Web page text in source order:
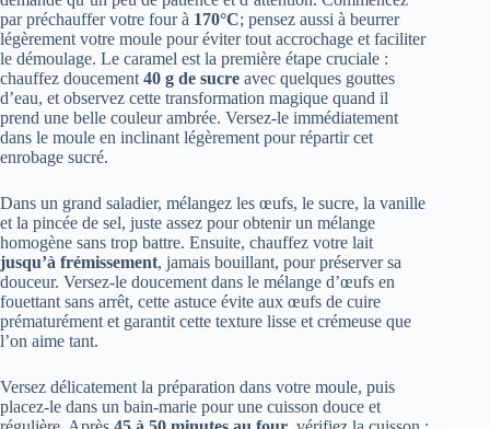
par préchauffer votre four à 170°C; pensez aussi à beurrer
légèrement votre moule pour éviter tout accrochage et faciliter
le démoulage. Le caramel est la première étape cruciale :
chauffez doucement40 g de sucre avec quelques gouttes
d’eau, et observez cette transformation magique quand il
prend une belle couleur ambrée. Versez-le immédiatement
dans le moule en inclinant légèrement pour répartir cet
enrobage sucré.
Dans un grand saladier, mélangez les œufs, le sucre, la vanille
et la pincée de sel, juste assez pour obtenir un mélange
homogène sans trop battre. Ensuite, chauffez votre lait
jusqu’à frémissement, jamais bouillant, pour préserver sa
douceur. Versez-le doucement dans le mélange d’œufs en
fouettant sans arrêt, cette astuce évite aux œufs de cuire
prématurément et garantit cette texture lisse et crémeuse que
l’on aime tant.
Versez délicatement la préparation dans votre moule, puis
placez-le dans un bain-marie pour une cuisson douce et